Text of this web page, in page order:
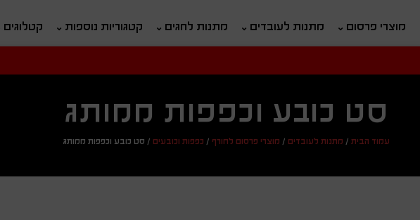
מוצרי פרסום מתנות לעובדים מתנות לחגים קטגוריות נוספות קטלוגים
סט כובע וכפפות ממותג
עמוד הבית / מתנות לעובדים / מוצרי פרסום לחורף / כפפות וכובעים / סט כובע וכפפות ממותג